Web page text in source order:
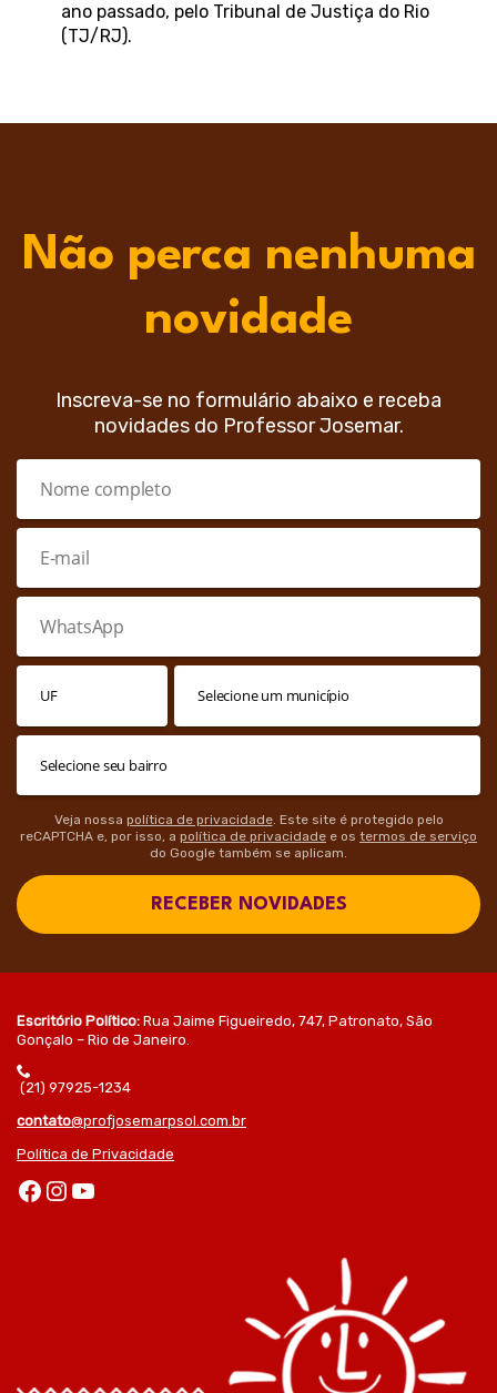
ano passado, pelo Tribunal de Justiça do Rio
(TJ/RJ).
Não perca nenhuma
novidade
Inscreva-se no formulário abaixo e receba
novidades do Professor Josemar.
Veja nossa política de privacidade. Este site é protegido pelo
reCAPTCHA e, por isso, a política de privacidade e os termos de serviço
do Google também se aplicam.
RECEBER NOVIDADES
Escritório Político: Rua Jaime Figueiredo, 747, Patronato, São
Gonçalo – Rio de Janeiro.
(21) 97925-1234
contato@profjosemarpsol.com.br
Política de Privacidade
Facebook Instagram Youtube